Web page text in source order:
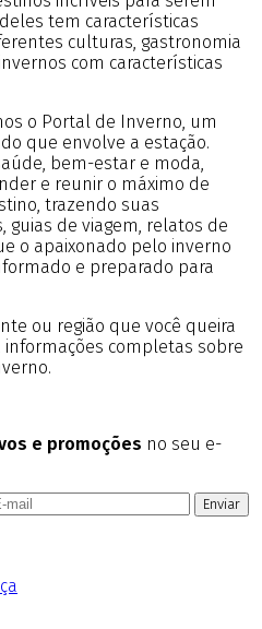
tem características
culturas, gastronomia
com características
o Portal de Inverno, um
que envolve a estação.
bem-estar e moda,
e reunir o máximo de
trazendo suas
guias de viagem, relatos de
o apaixonado pelo inverno
e preparado para
ou região que você queira
informações completas sobre
e promoções no seu e-
Enviar